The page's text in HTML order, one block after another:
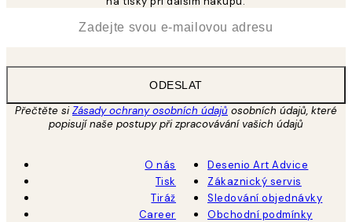
ODESLAT
Přečtěte siZásady ochrany osobních údajů osobních údajů, které
popisují naše postupy při zpracovávání vašich údajů
O nás
Tisk
Tiráž
Career
Desenio Art Advice
Zákaznický servis
Sledování objednávky
Obchodní podmínky